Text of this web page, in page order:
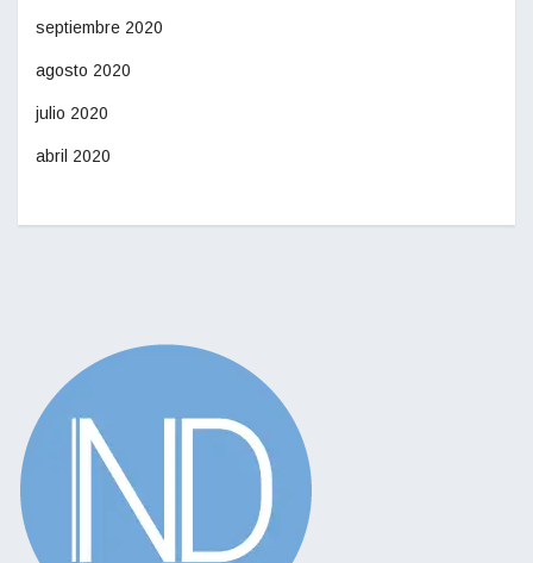
septiembre 2020
agosto 2020
julio 2020
abril 2020